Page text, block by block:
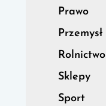
Prawo
Przemysł
Rolnictwo
Sklepy
Sport